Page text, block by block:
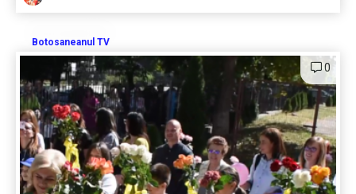
Botosaneanul TV
0